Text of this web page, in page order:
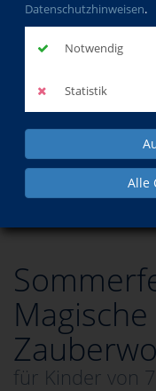
Datenschutzhinweisen.
Notwendig
Statistik
Alle
für Kinder von